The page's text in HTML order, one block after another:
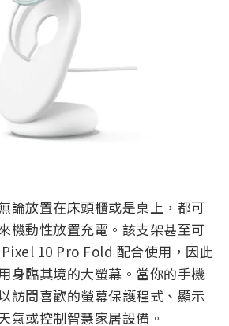
論放置在床頭櫃或是桌上，都可
機動性放置充電。該支架甚至可
10 Pro Fold 配合使用，因此
身臨其境的大螢幕。當你的手機
訪問喜歡的螢幕保護程式、顯示
氣或控制智慧家居設備。